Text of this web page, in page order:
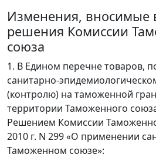
Изменения, вносимые
решения Комиссии
союза
1. В Едином перечне товаров,
санитарно-
(контролю) на таможенной
территории Таможенного
Решением Комиссии
2010 г. N 299 «О применении
Таможенном союзе»: